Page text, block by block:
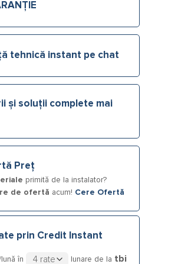
tehnică instant pe chat
și soluții complete mai
Preț
primită de la instalator?
de ofertă acum! Cere Ofertă
prin Credit Instant
în lunare de la tbi